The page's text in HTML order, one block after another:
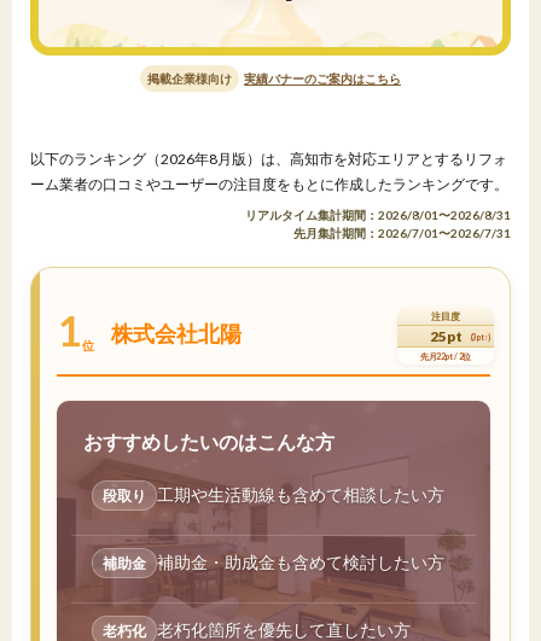
掲載企業様向け 実績バナーのご案内はこちら
以下のランキング（2026年8月版）は、高知市を対応エリアとするリフォ
ーム業者の口コミやユーザーの注目度をもとに作成したランキングです。
リアルタイム集計期間：2026/8/01〜2026/8/31
先月集計期間：2026/7/01〜2026/7/31
1位 株式会社北陽
注目度
25pt (3pt↑)
先月22pt / 2位
おすすめしたいのはこんな方
段取り 工期や生活動線も含めて相談したい方
補助金 補助金・助成金も含めて検討したい方
老朽化 老朽化箇所を優先して直したい方